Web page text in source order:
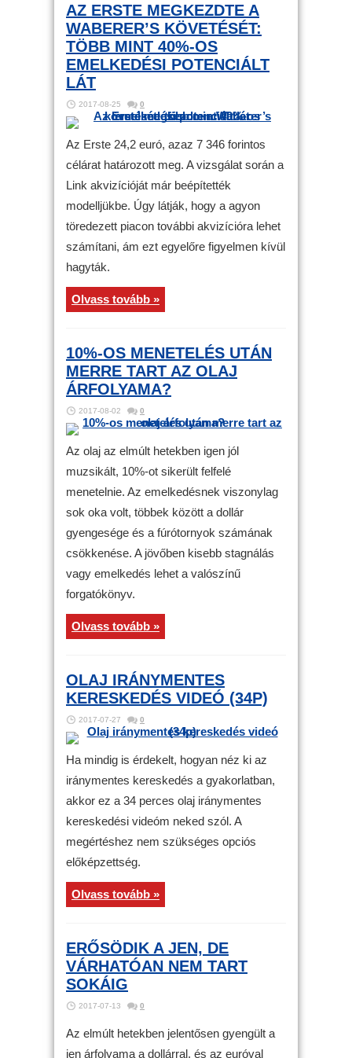
AZ ERSTE MEGKEZDTE A
WABERER’S KÖVETÉSÉT:
TÖBB MINT 40%-OS
EMELKEDÉSI POTENCIÁLT
LÁT
2017-08-25 0
Az Erste 24,2 euró, azaz 7 346 forintos
célárat határozott meg. A vizsgálat során a
Link akvizícióját már beépítették
modelljükbe. Úgy látják, hogy a agyon
töredezett piacon további akvizícióra lehet
számítani, ám ezt egyelőre figyelmen kívül
hagyták.
Olvass tovább »
10%-OS MENETELÉS UTÁN
MERRE TART AZ OLAJ
ÁRFOLYAMA?
2017-08-02 0
Az olaj az elmúlt hetekben igen jól
muzsikált, 10%-ot sikerült felfelé
menetelnie. Az emelkedésnek viszonylag
sok oka volt, többek között a dollár
gyengesége és a fúrótornyok számának
csökkenése. A jövőben kisebb stagnálás
vagy emelkedés lehet a valószínű
forgatókönyv.
Olvass tovább »
OLAJ IRÁNYMENTES
KERESKEDÉS VIDEÓ (34P)
2017-07-27 0
Ha mindig is érdekelt, hogyan néz ki az
iránymentes kereskedés a gyakorlatban,
akkor ez a 34 perces olaj iránymentes
kereskedési videóm neked szól. A
megértéshez nem szükséges opciós
előképzettség.
Olvass tovább »
ERŐSÖDIK A JEN, DE
VÁRHATÓAN NEM TART
SOKÁIG
2017-07-13 0
Az elmúlt hetekben jelentősen gyengült a
jen árfolyama a dollárral, és az euróval